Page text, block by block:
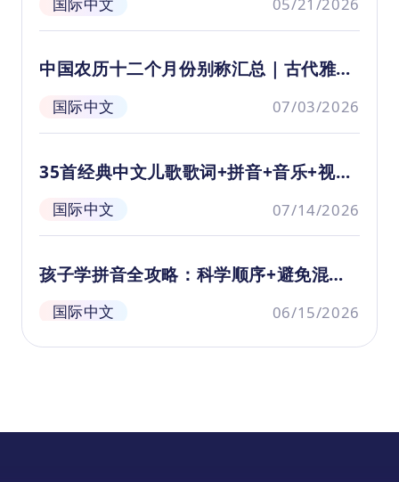
光炯炯，聪明伶俐，身材矫健，仿佛天
生就带着一股不凡的气质。这只石猴是
何方神圣？它身上有什么过人之处？未
来它会又会遇到哪些神奇的经历和动人
的成长故事呢？
视频
05/21/2026
中国农历十二个月份别称汇总｜古代雅称
大全（附诗词意象）
国际中文 07/03/2026
35首经典中文儿歌歌词+拼音+音乐+视频
合集
国际中文 07/14/2026
孩子学拼音全攻略：科学顺序+避免混淆
+悟空课程解析
国际中文 06/15/2026